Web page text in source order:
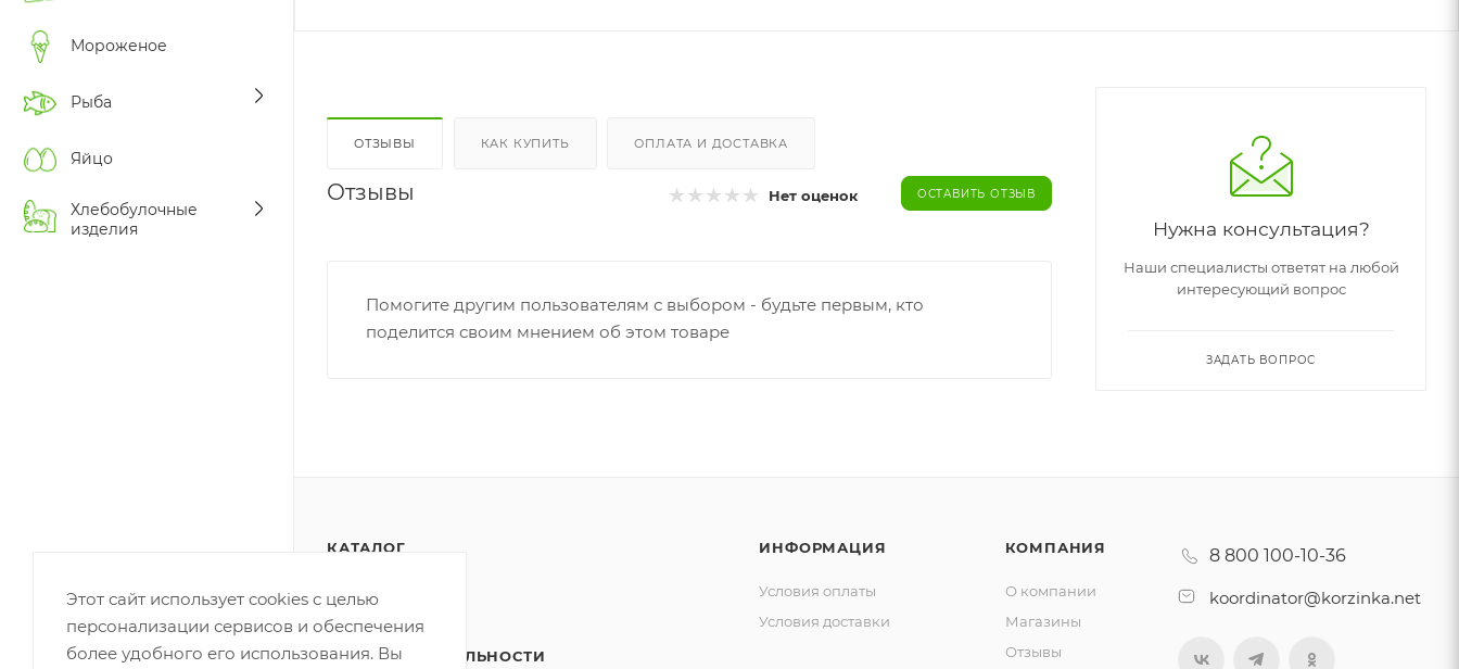
Мороженое
Рыба
Яйцо
Хлебобулочные
изделия
ОТЗЫВЫ КАК КУПИТЬ ОПЛАТА И ДОСТАВКА
Отзывы Нет оценок ОСТАВИТЬ ОТЗЫВ
Помогите другим пользователям с выбором - будьте первым, кто
поделится своим мнением об этом товаре
Нужна консультация?
Наши специалисты ответят на любой
интересующий вопрос
ЗАДАТЬ ВОПРОС
КАТАЛОГ
ПОЛИТИКА
КОНФИДЕНЦИАЛЬНОСТИ
ИНФОРМАЦИЯ
Условия оплаты
Условия доставки
КОМПАНИЯ
О компании
Магазины
Отзывы
8 800 100-10-36
koordinator@korzinka.net
Этот сайт использует cookies с целью
персонализации сервисов и обеспечения
более удобного его использования. Вы